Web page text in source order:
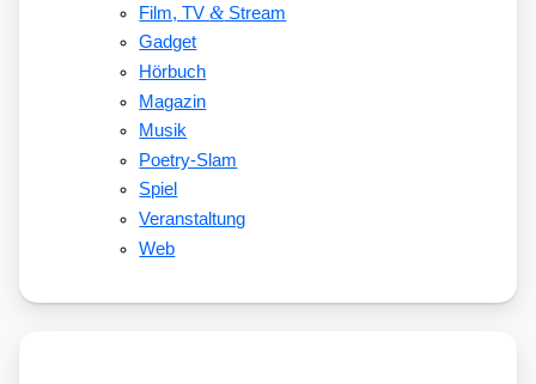
Film, TV&Stream
Gadget
Hörbuch
Magazin
Musik
Poetry-Slam
Spiel
Veranstaltung
Web